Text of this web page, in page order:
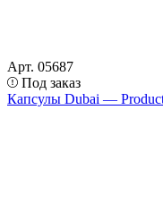
Арт. 05687
Под заказ
Капсулы Dubai —